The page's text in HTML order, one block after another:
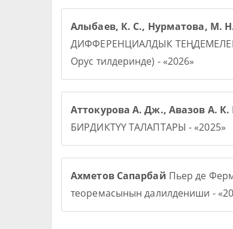
Алыбаев, К. С., Нурматова, М.
ДИФФЕРЕНЦИАЛДЫК
Орус тилдеринде) - «2026»
Аттокурова А. Дж., Авазов А. К.
БИРДИКТҮҮ ТАЛАПТАРЫ - «2025»
Ахметов Сапарбай Пьер де
теоремасынын далилдениши -